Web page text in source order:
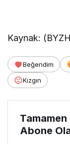
Kaynak:
Beğendim
Kızgın
Abone